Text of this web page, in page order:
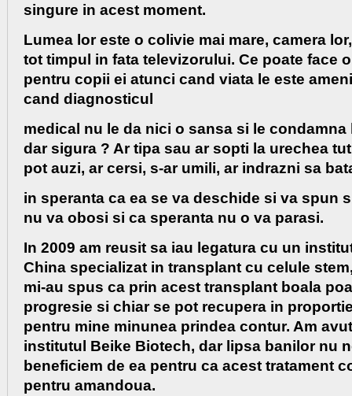
singure in acest moment.
Lumea lor este o colivie mai mare, camera
tot timpul in fata televizorului. Ce poate face
pentru copii ei atunci cand viata le este
cand diagnosticul
medical nu le da nici o sansa si le condamna
dar sigura ? Ar tipa sau ar sopti la urechea
pot auzi, ar cersi, s-ar umili, ar indrazni sa
in speranta ca ea se va deschide si va spun
nu va obosi si ca speranta nu o va parasi.
In 2009 am reusit sa iau legatura cu un
China specializat in transplant cu celule
mi-au spus ca prin acest transplant boala
progresie si chiar se pot recupera in
pentru mine minunea prindea contur. Am
institutul Beike Biotech, dar lipsa banilor nu
beneficiem de ea pentru ca acest tratament
pentru amandoua.